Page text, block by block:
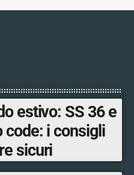
estivo: SS 36 e
code: i consigli
sicuri